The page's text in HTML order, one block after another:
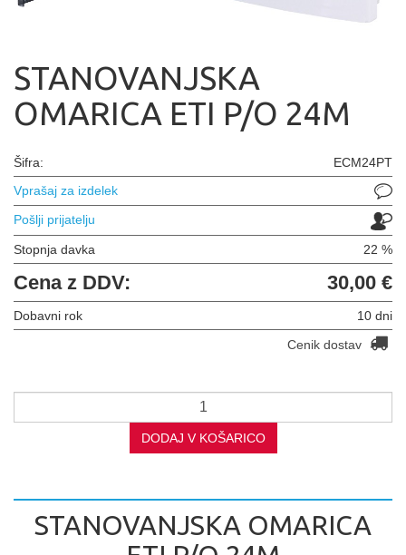
STANOVANJSKA
OMARICA ETI P/O 24M
Šifra:
ECM24PT
Vprašaj za izdelek
Pošlji prijatelju
Stopnja davka 22 %
Cena z DDV: 30,00 €
Dobavni rok
10 dni
Cenik dostav
DODAJ V KOŠARICO
STANOVANJSKA OMARICA